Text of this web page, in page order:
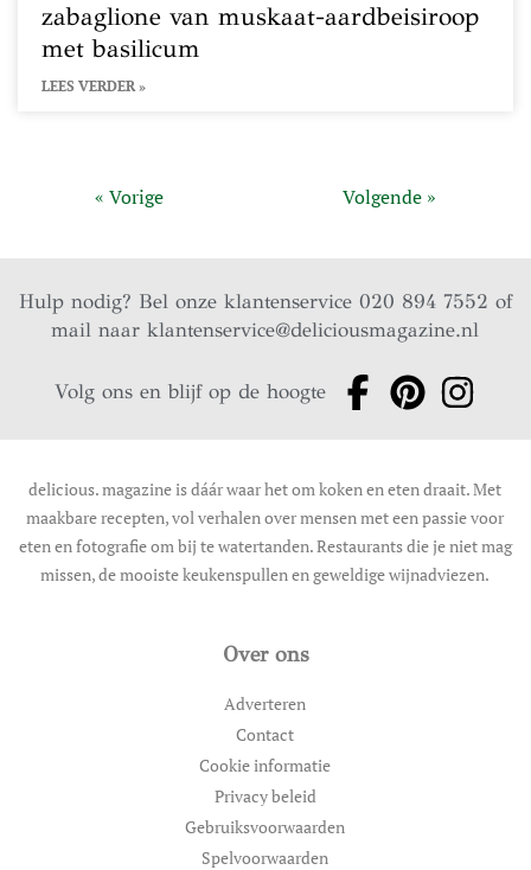
zabaglione van muskaat-aardbeisiroop
met basilicum
LEES VERDER »
« Vorige Volgende »
Hulp nodig? Bel onze klantenservice 020 894 7552 of
mail naarklantenservice@deliciousmagazine.nl
Volg ons en blijf op de hoogte
delicious. magazine is dáár waar het om koken en eten draait. Met
maakbare recepten, vol verhalen over mensen met een passie voor
eten en fotografie om bij te watertanden. Restaurants die je niet mag
missen, de mooiste keukenspullen en geweldige wijnadviezen.
Over ons
Adverteren
Contact
Cookie informatie
Privacy beleid
Gebruiksvoorwaarden
Spelvoorwaarden